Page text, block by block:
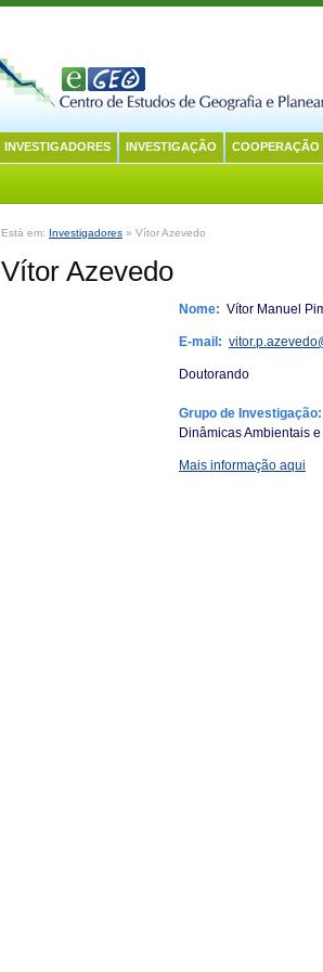
INVESTIGADORES INVESTIGAÇÃO COOPERAÇÃO
Está em: Investigadores » Vítor Azevedo
Vítor Azevedo
Nome: Vítor Manuel
E-mail:
Doutorando
Grupo de Investigação:
Dinâmicas Ambientais
Mais informação aqui